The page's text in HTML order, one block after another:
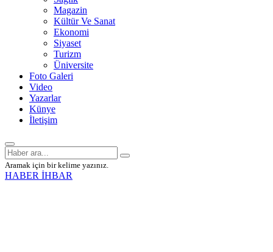
Magazin
Kültür Ve Sanat
Ekonomi
Siyaset
Turizm
Üniversite
Foto Galeri
Video
Yazarlar
Künye
İletişim
Aramak için bir kelime yazınız.
HABER İHBAR